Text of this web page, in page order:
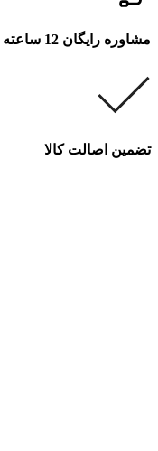
مشاوره رایگان 12 ساعته
تضمین اصالت کالا